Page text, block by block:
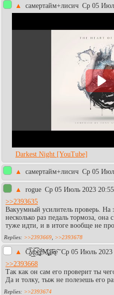
▲ самертайм+лисич Ср 05
Darkest Night [YouTube]
▲ самертайм+лисич Ср 05
▲ rogue Ср 05 Июль 2023 20:55
>>2393635
Вакуумный усилитель проверь.
несколько раз педаль тормоза,
туже идти, и в итоге вообще не
>>2393669 >>2393678
▲ C̸̡̀̕͡y̸̢͟͟b́̀͟͡͡e҉̡̧͝ŗ̶͏́M̧҉̢͢á͡k̵̴̢e͠ Ср 05 Июль 2023
>>2393668
Так как он сам его проверит ты
Да и толку, тыж не полезешь его
>>2393674